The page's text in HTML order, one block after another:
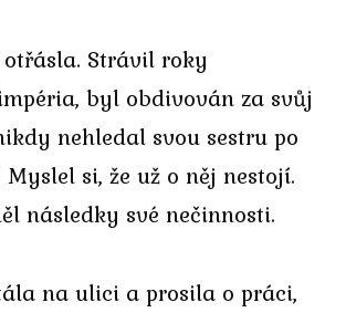
Strávil roky
byl obdivován za svůj
nehledal svou sestru po
si, že už o něj nestojí.
následky své nečinnosti.
na ulici a prosila o práci,